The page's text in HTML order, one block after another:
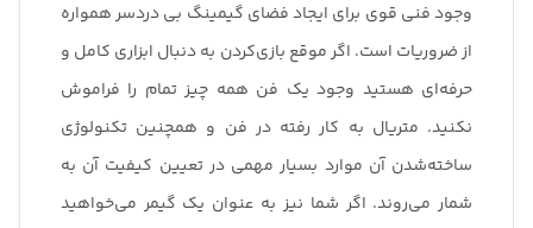
وجود فنی قوی برای ایجاد فضای گیمینگ بی دردسر همواره
از ضروریات است. اگر موقع بازی‌کردن به دنبال ابزاری کامل و
حرفه‌ای هستید وجود یک فن همه چیز تمام را فراموش
نکنید. متریال به کار رفته در فن و همچنین تکنولوژی
ساخته‌شدن آن موارد بسیار مهمی در تعیین کیفیت آن به
شمار می‌روند. اگر شما نیز به عنوان یک گیمر می‌خواهید